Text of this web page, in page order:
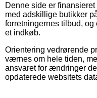
Denne side er
med adskillige butikker
forretningernes tilbud,
et indkøb.
Orientering vedrørende
værnes om hele tiden,
ansvaret for ændringer
opdaterede websitets